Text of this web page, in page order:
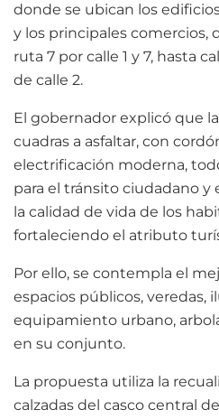
donde se ubican los
y los principales comercios,
ruta 7 por calle 1 y 7, hasta
de calle 2.
El gobernador explicó que
cuadras a asfaltar, con
electrificación moderna,
para el tránsito ciudadano y
la calidad de vida de los
fortaleciendo el atributo
Por ello, se contempla el
espacios públicos, veredas,
equipamiento urbano,
en su conjunto.
La propuesta utiliza la
calzadas del casco central